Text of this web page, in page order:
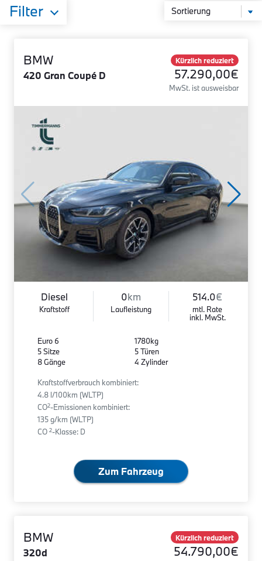
Filter
BMW
420 Gran Coupé D
Kürzlich reduziert
57.290,00€
MwSt. ist ausweisbar
Diesel
Kraftstoff
0km
Laufleistung
514.0€
mtl. Rate
inkl. MwSt.
Euro 6
5 Sitze
8 Gänge
1780kg
5 Türen
4 Zylinder
Kraftstoffverbrauch kombiniert:
4.8 l/100km (WLTP)
CO2-Emissionen kombiniert:
135 g/km (WLTP)
CO 2-Klasse: D
Zum Fahrzeug
BMW
320d
Kürzlich reduziert
54.790,00€